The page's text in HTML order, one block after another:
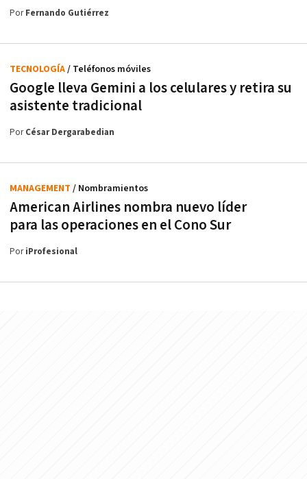
PorFernando Gutiérrez
Google lleva Gemini a los celulares y retira su
asistente tradicional
TECNOLOGÍA/ Teléfonos móviles
PorCésar Dergarabedian
American Airlines nombra nuevo líder
para las operaciones en el Cono Sur
MANAGEMENT / Nombramientos
PoriProfesional